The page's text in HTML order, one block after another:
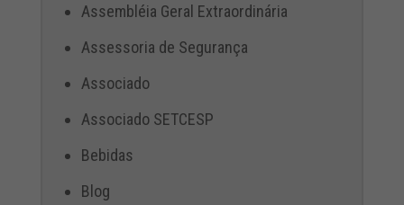
Assembléia Geral Extraordinária
Assessoria de Segurança
Associado
Associado SETCESP
Bebidas
Blog